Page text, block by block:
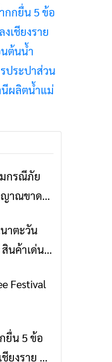
กกยื่น 5 ข้อ
เชียงราย
ต้นน้ำ
ประปาส่วน
ผลิตน้ำแม่
ข่าวเชียงราย
กรณีภัย
ญาณขาด
ข่าวเชียงราย
าตะวัน
นค้าเด่น
ละน่าน
ลปินชื่อ
ข่าวเชียงราย
Festival
ข่าวเชียงราย
ยื่น 5 ข้อ
ยงราย แก้